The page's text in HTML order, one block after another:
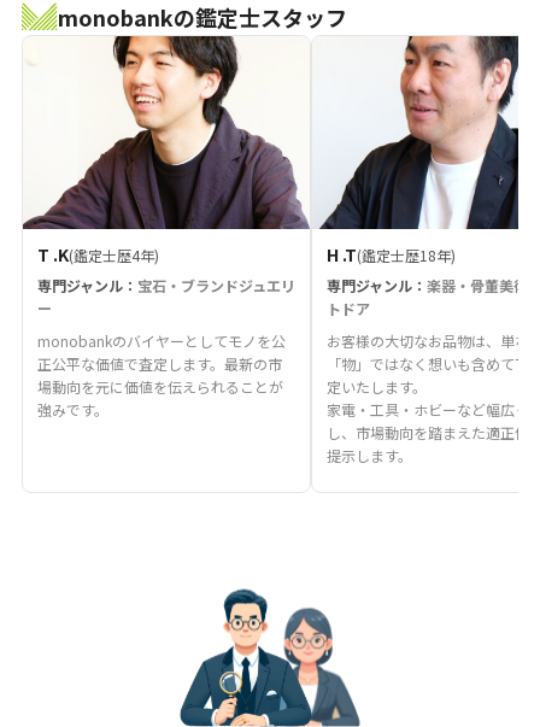
monobankの鑑定士スタッフ
T .K(鑑定士歴4年)
専門ジャンル： 宝石・ブランドジュエリ
ー
monobankのバイヤーとしてモノを公
正公平な価値で査定します。最新の市
場動向を元に価値を伝えられることが
強みです。
H .T(鑑定士歴18年)
専門ジャンル： 楽器・骨董美術
トドア
お客様の大切なお品物は、単な
「物」ではなく想いも含めて丁
定いたします。
家電・工具・ホビーなど幅広く
し、市場動向を踏まえた適正価
提示します。